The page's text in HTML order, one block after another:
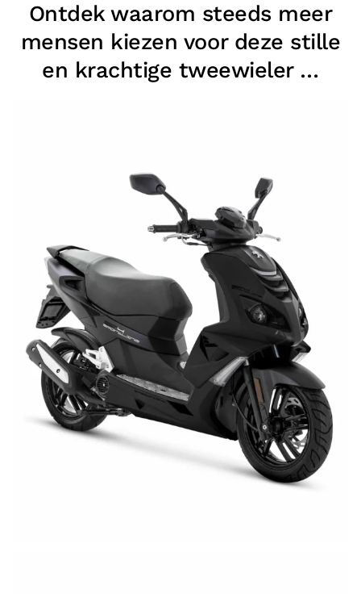
Ontdek waarom steeds meer
mensen kiezen voor deze stille
en krachtige tweewieler …